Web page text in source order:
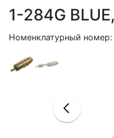
1-284G
Номенклатурный номер: